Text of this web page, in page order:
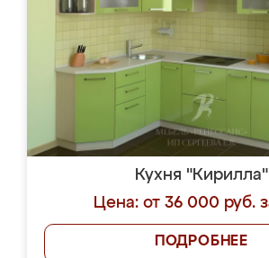
Кухня "Кирилла"
Цена: от 36 000 руб.
ПОДРОБНЕЕ